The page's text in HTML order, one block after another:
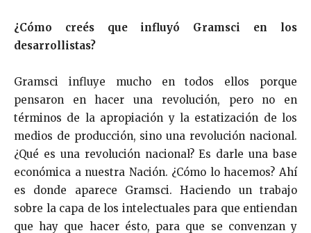
¿Cómo creés que influyó Gramsci en los
desarrollistas?
Gramsci influye mucho en todos ellos porque
pensaron en hacer una revolución, pero no en
términos de la apropiación y la estatización de los
medios de producción, sino una revolución nacional.
¿Qué es una revolución nacional? Es darle una base
económica a nuestra Nación. ¿Cómo lo hacemos? Ahí
es donde aparece Gramsci. Haciendo un trabajo
sobre la capa de los intelectuales para que entiendan
que hay que hacer ésto, para que se convenzan y